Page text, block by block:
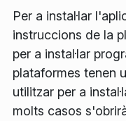
Per a instal·lar
instruccions de la
per a instal·lar
plataformes tenen
utilitzar per a
molts casos